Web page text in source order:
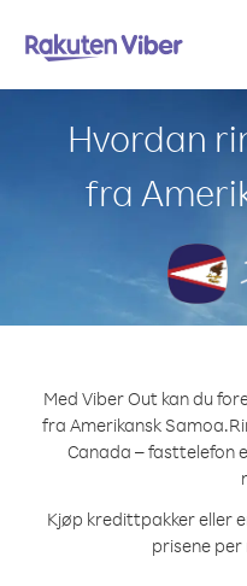
Hvordan
fra
Med Viber Out kan du
fra Amerikansk Samoa.
Canada – fasttelefon
Kjøp kredittpakker eller
prisene